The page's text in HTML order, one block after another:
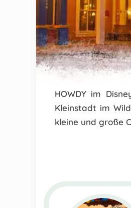
HOWDY im
Kleinstadt im
kleine und große